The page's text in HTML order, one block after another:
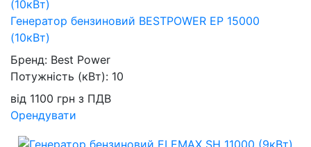
Генератор бензиновий BESTPOWER EP 15000
(10кВт)
Бренд: Best Power
Потужність (кВт): 10
від 1100 грн з ПДВ
Орендувати